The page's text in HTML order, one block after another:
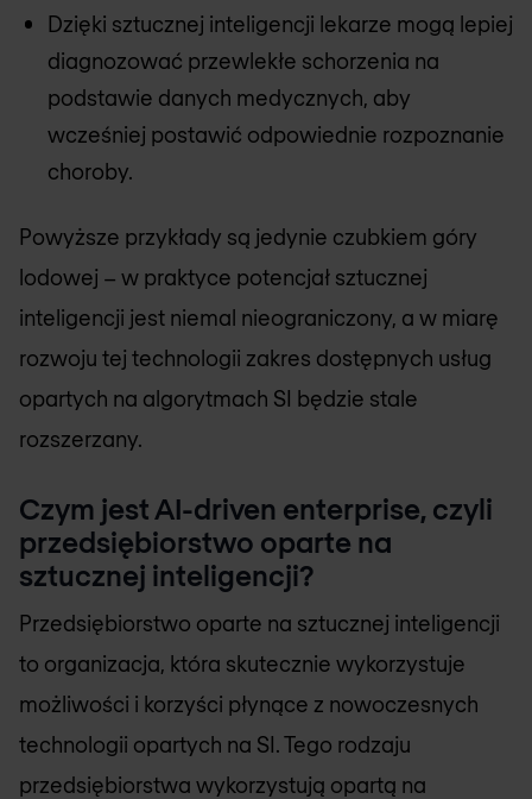
Dzięki sztucznej inteligencji lekarze mogą lepiej
diagnozować przewlekłe schorzenia na
podstawie danych medycznych, aby
wcześniej postawić odpowiednie rozpoznanie
choroby.
Powyższe przykłady są jedynie czubkiem góry
lodowej – w praktyce potencjał sztucznej
inteligencji jest niemal nieograniczony, a w miarę
rozwoju tej technologii zakres dostępnych usług
opartych na algorytmach SI będzie stale
rozszerzany.
Czym jest AI-driven enterprise, czyli
przedsiębiorstwo oparte na
sztucznej inteligencji?
Przedsiębiorstwo oparte na sztucznej inteligencji
to organizacja, która skutecznie wykorzystuje
możliwości i korzyści płynące z nowoczesnych
technologii opartych na SI. Tego rodzaju
przedsiębiorstwa wykorzystują opartą na